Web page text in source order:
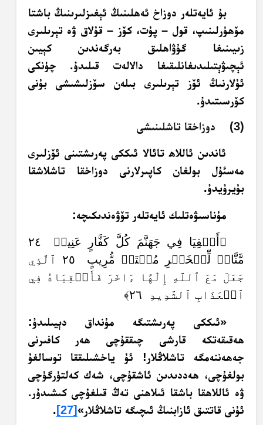
بۇ ئايەتلەر دوزاخ ئەھلىنىڭ ئېغىزلىرىنىڭ باشتا
مۆھۈرلىنىپ، قول – پۇت، كۆز – قۇلاق ۋە تېرىلىرى
زىيىنىغا گۇۋاھلىق بەرگەندىن كېيىن
ئېچىۋېتىلىدىغانلىقىغا دالالەت قىلىدۇ. چۈنكى
ئۇلارنىڭ ئۆز تېرىلىرى بىلەن سۆزلىشىشى بۇنى
كۆرسىتىدۇ.
(3) دوزاخقا تاشلىنىشى
ئاندىن ئاللاھ تائالا ئىككى پەرىشتىنى ئۆزلىرى
مەسئۇل بولغان كاپىرلارنى دوزاخقا تاشلاشقا
بۇيرۇيدۇ.
مۇناسىۋەتلىك ئايەتلەر تۆۋەندىكىچە:
﴿أَلۡقِيَا فِي جَهَنَّمَ كُلَّ كَفَّارٍ عَنِيدٖ ٢٤
مَّنَّاعٖ لِّلۡخَيۡرِ مُعۡتَدٖ مُّرِيبٍ ٢٥ ٱلَّذِي
جَعَلَ مَعَ ٱللَّهِ إِلَٰهًا ءَاخَرَ فَأَلۡقِيَاهُ فِي
ٱلۡعَذَابِ ٱلشَّدِيدِ ٢٦﴾
«ئىككى پەرىشتىگە مۇنداق دېيىلىدۇ:
ھەقىقەتكە قارشى چىققۇچى ھەر كافىرنى
جەھەننەمگە تاشلاڭلار!‏ ئۇ ياخشىلىققا توسالغۇ
بولغۇچى، ھەددىدىن ئاشقۇچى، شەك كەلتۈرگۈچى
ۋە ئاللاھقا باشقا ئىلاھنى تەڭ قىلغۇچى كىشىدۇر.
ئۇنى قاتتىق ئازابنىڭ ئىچىگە تاشلاڭلار» [27]
.‏